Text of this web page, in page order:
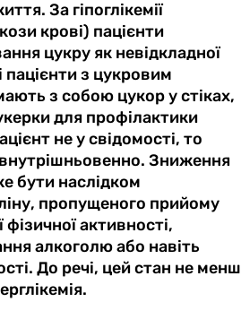
За гіпоглікемії
крові) пацієнти
цукру як невідкладної
пацієнти з цукровим
з собою цукор у стіках,
для профілактики
не у свідомості, то
Зниження
бути наслідком
пропущеного прийому
фізичної активності,
алкоголю або навіть
До речі, цей стан не менш